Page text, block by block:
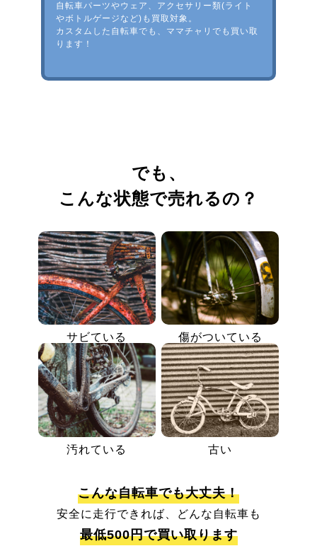
自転車パーツやウェア、アクセサリー類(ライト
やボトルゲージなど)も買取対象。
カスタムした自転車でも、ママチャリでも買い取
ります！
でも、
こんな状態で売れるの？
サビている 傷がついている
汚れている 古い
こんな自転車でも大丈夫！
安全に走行できれば、どんな自転車も
最低500円で買い取ります